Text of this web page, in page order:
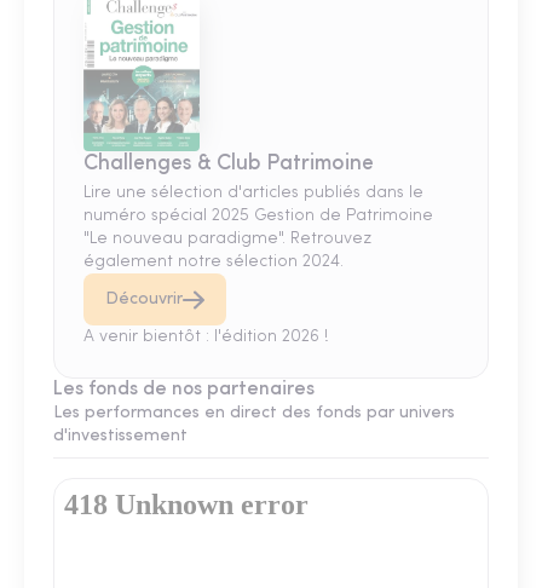
Challenges & Club Patrimoine
Lire une sélection d'articles publiés dans le
numéro spécial 2025 Gestion de Patrimoine
"Le nouveau paradigme". Retrouvez
également notre sélection 2024.
Découvrir
A venir bientôt : l'édition 2026 !
Les fonds de nos partenaires
Les performances en direct des fonds par univers
d'investissement